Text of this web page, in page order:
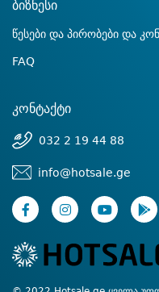
ბიზნესი
წესები და პირობები და
FAQ
კონტაქტი
032 2 19 44 88
info@hotsale.ge